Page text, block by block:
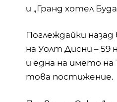
и „Гранд хотел
Поглеждайки
на Уолт Дисни –
и една на името на
това постижение.